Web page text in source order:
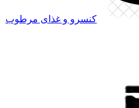
کنسرو و غذای مرطوب